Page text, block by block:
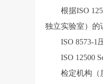
根据ISO
独立实验室）的
ISO 8573-1
ISO 12500
检定机构（质